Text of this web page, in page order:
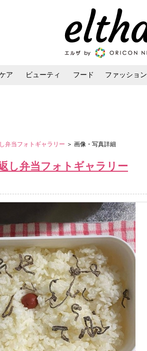
ア ビューティ フード ファッション
弁当フォトギャラリー ＞ 画像・写真詳細
し弁当フォトギャラリー